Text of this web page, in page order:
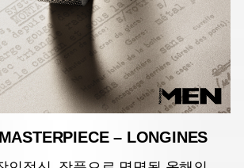
– LONGINES